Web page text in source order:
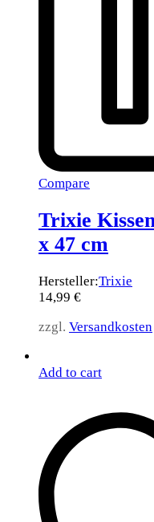
Compare
Trixie
x 47 cm
Hersteller:Trixie
14,99 €
zzgl. Versandkosten
Add to cart